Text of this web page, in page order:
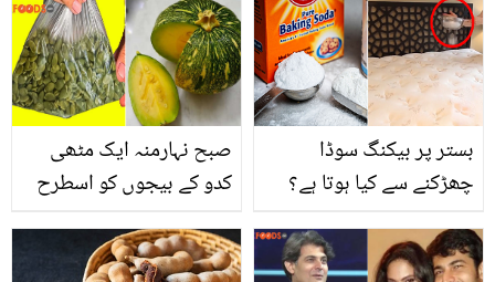
اور لال امرودوں میں کیا
فرق ہے؟ ان میں چھپے 4
قدرتی راز
شادی کے موقع پر ایسے
کپڑے پہنے جو آج کوئی
پہننا پسند نہ کرئے
صبح نہارمنہ ایک مٹھی
کدو کے بیجوں کو اسطرح
بیماریاں پُرانی، حل نئے!
بستر پر بیکنگ سوڈا
چھڑکنے سے کیا ہوتا ہے؟
جو خواتین کی بڑی مشکل